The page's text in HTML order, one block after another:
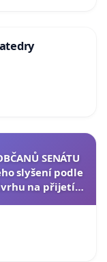
SENÁTU
slyšení podle
na přijetí